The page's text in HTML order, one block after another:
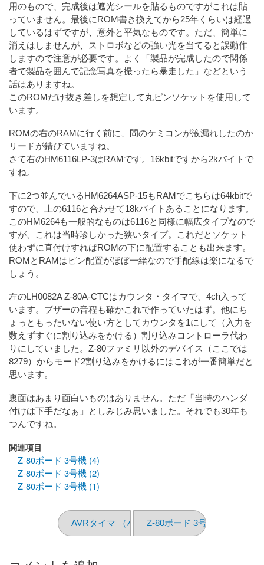
用のもので、完成後は遮光シールを貼るものですがこれは貼
っていません。最後にROM書き換えてから25年くらいは経過
しているはずですが、意外と平気なものです。ただ、簡単に
消えはしませんが、ストロボなどの強い光を当てると誤動作
しますので注意が必要です。よく「製品が完成したので関係
者で製品を囲んで記念写真を撮ったら暴走した」などという
話はありますね。
このROMだけ抜き差しを想定して丸ピンソケットを使用して
います。
ROMの右のRAMに行く前に、間のケミコンが液漏れしたのか
リードが錆びていますね。
さて右のHM6116LP-3はRAMです。16kbitですから2kバイトで
すね。
下に2つ並んでいるHM6264ASP-15もRAMでこちらは64kbitで
すので、上の6116と合わせて18kバイトあることになります。
このHM6264も一般的なものは6116と同様に幅広タイプなので
すが、これは当時珍しかった狭いタイプ。これだとソケット
使わずに直付けすればROMの下に配置することも出来ます。
ROMとRAMはピン配置がほぼ一緒なので手配線は楽になるで
しょう。
左のLH0082A Z-80A-CTCはカウンタ・タイマで、4ch入って
います。ブザーの音程も確かこれで作っていたはず。他にち
ょっともったいない使い方としてカウンタを1にして（入力を
数えずすぐに割り込みをかける）割り込みコントローラ代わ
りにしていました。Z-80ファミリ以外のデバイス（ここでは
8279）からモード2割り込みをかけるにはこれが一番簡単だと
思います。
裏面はあまり面白いものはありません。ただ「当時のハンダ
付けは下手だなぁ」としみじみ思いました。それでも30年も
つんですね。
関連項目
Z-80ボード 3号機 (4)
Z-80ボード 3号機 (2)
Z-80ボード 3号機 (1)
AVRタイマ （ハードウェア編）
Z-80ボード 3号機 (2)